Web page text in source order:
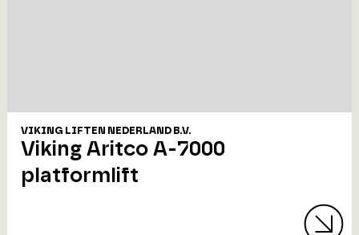
VIKING LIFTEN NEDERLAND B.V.
Viking Aritco A-7000
platformlift